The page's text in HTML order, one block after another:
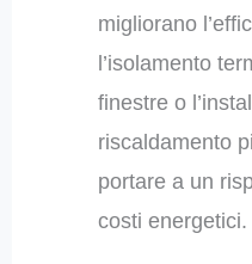
migliorano
l’isolamento
finestre o
riscaldamento
portare a un
costi energetici.